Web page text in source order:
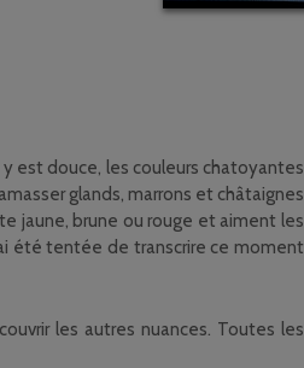
est douce, les couleurs chatoyantes
glands, marrons et châtaignes
jaune, brune ou rouge et aiment les
été tentée de transcrire ce moment
les autres nuances. Toutes les